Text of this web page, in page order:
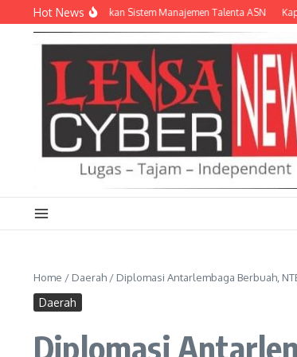
Lewati ke konten
Hot News
Lagi Terapkan Sistem Manajemen Talenta ASN Kapolda
Home / Daerah / Diplomasi Antarlembaga Berbuah,
Daerah
Diplomasi